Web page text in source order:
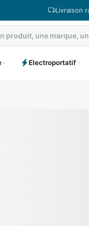
Livraison
Electroportatif